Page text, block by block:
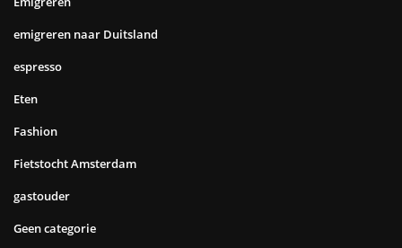
emigreren naar Duitsland
espresso
Eten
Fashion
Fietstocht Amsterdam
gastouder
Geen categorie